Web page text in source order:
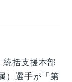
統括支援本部
）選手が「第